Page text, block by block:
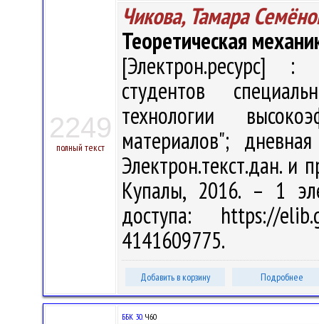
2249
полный текст
Чикова, Тамара
Теоретическая
[Электрон.ресурс] :
студентов
технологии
материалов";
Электрон.текст.дан. и
Купалы, 2016. – 1
доступа: https://
4141609775.
Добавить в корзину Подробнее
ББК 30.Ч60